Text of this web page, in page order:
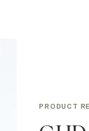
PRODUCT